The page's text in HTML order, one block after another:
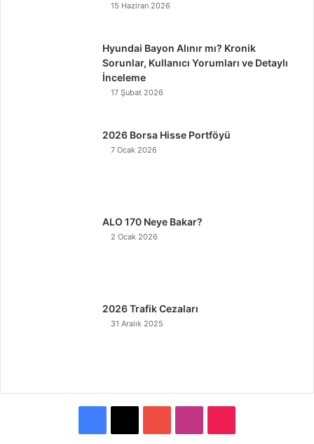
15 Haziran 2026
Hyundai Bayon Alınır mı? Kronik
Sorunlar, Kullanıcı Yorumları ve Detaylı
İnceleme
17 Şubat 2026
2026 Borsa Hisse Portföyü
7 Ocak 2026
ALO 170 Neye Bakar?
2 Ocak 2026
2026 Trafik Cezaları
31 Aralık 2025